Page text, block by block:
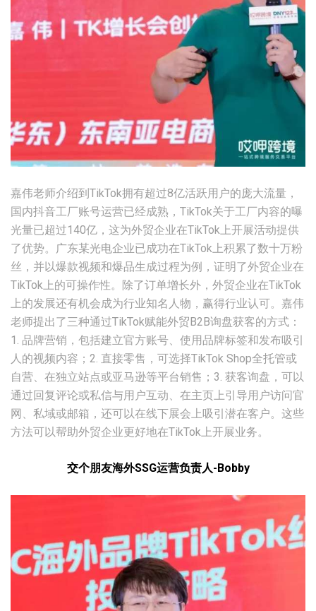
嘉伟老师介绍到TikTok拥有超过8亿活跃用户的庞大流量，
国内抖音工厂账号运营已经成熟，TikTok关于工厂内容的曝
光量已超过140亿，这为外贸企业在TikTok上开展活动提供
了优势。广东某光电企业已成功在TikTok上积累了数十万粉
丝，并以爆款视频和爆品生成过程为例，证明了外贸企业在
TikTok上的可操作性。除了订单增长外，外贸企业在TikTok
上的发展还有机会成为行业知名人物，赢得行业认可。嘉伟
老师提出了三种通过TikTok赋能外贸B2B询盘获客的方式：
1. 品牌营销，包括建立官方账号、使用品牌标签和发布吸引
人的视频内容；2. 直接零售，可选择TikTok Shop全托管或
自营、在独立站点或亚马逊等平台销售；3. 获客询盘，可以
通过回复评论或私信与用户互动、在主页上引导用户访问官
网、私域或邮箱，还可以在线下展会上吸引潜在客户。这些
方法可以帮助外贸企业更好地在TikTok上开展业务。
交个朋友海外SSG运营负责人-Bobby